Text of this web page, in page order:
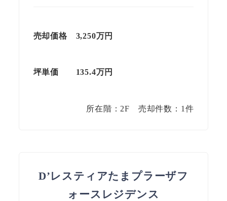
売却価格 3,250万円
坪単価 135.4万円
所在階：2F 売却件数：1件
D’レスティアたまプラーザフ
ォースレジデンス